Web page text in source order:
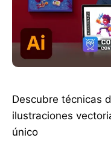
Descubre técnicas
ilustraciones
único